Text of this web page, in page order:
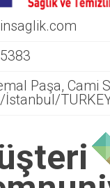
Paşa, Cami
İstanbul/